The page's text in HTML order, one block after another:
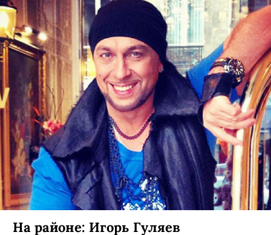
На районе: Игорь Гуляев